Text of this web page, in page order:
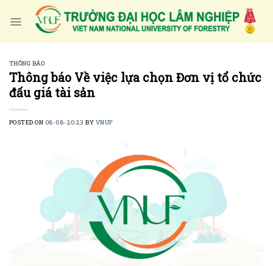
THÔNG BÁO
Thông báo Về việc lựa chọn Đơn vị tổ chức
đấu giá tài sản
POSTED ON 08-08-2023 BY VNUF